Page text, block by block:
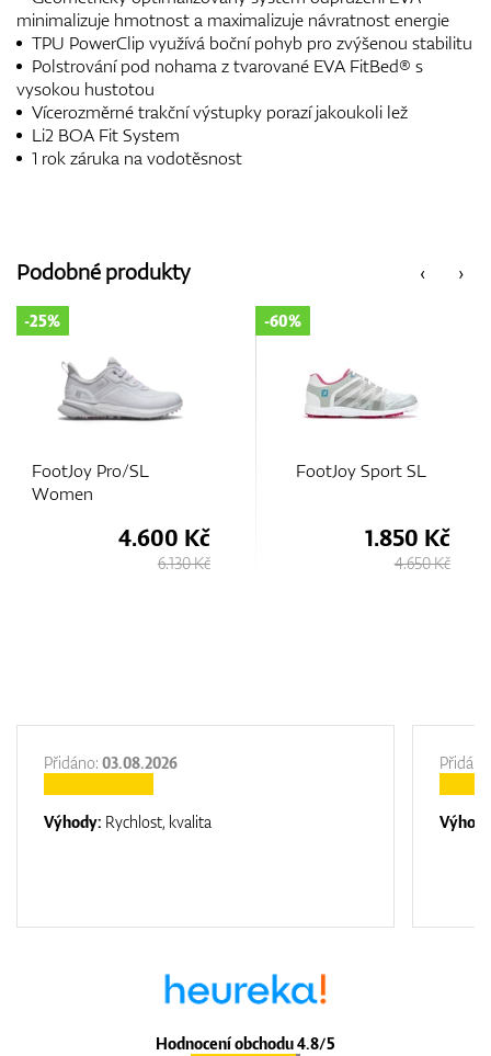
minimalizuje hmotnost a maximalizuje návratnost energie
TPU PowerClip využívá boční pohyb pro zvýšenou stabilitu
Polstrování pod nohama z tvarované EVA FitBed® s
vysokou hustotou
Vícerozměrné trakční výstupky porazí jakoukoli lež
Li2 BOA Fit System
1 rok záruka na vodotěsnost
‹
Podobné produkty ›
FootJoy Pro/SL
Women
-25%
4.600 Kč
6.130 Kč
FootJoy Sport SL
-60%
1.850 Kč
4.650 Kč
Hodnocení obchodu 4.8/5
Přidáno: 03.08.2026
Výhody: Rychlost, kvalita